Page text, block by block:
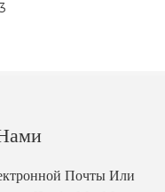
Почты Или